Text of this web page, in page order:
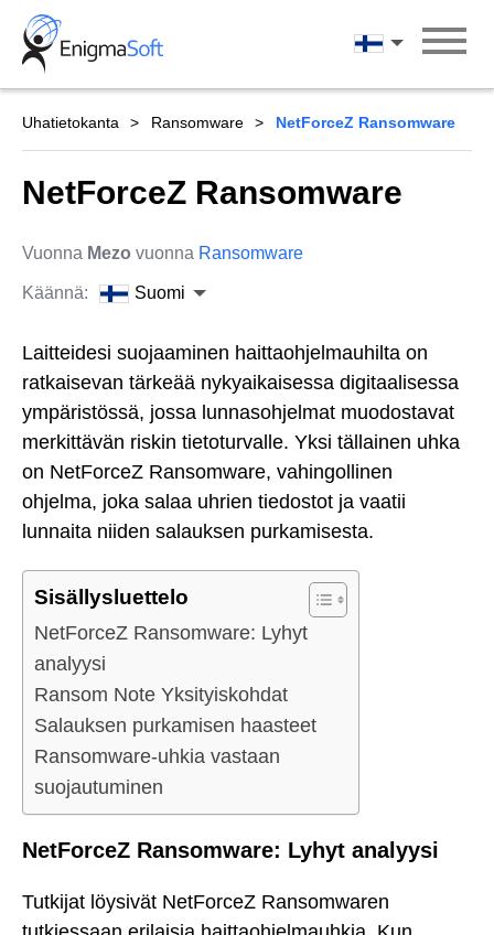
Skip
content
Suomi
Uhatietokanta Ransomware NetForceZ Ransomware
NetForceZ Ransomware
Vuonna Mezo vuonna Ransomware
Käännä: Suomi
Laitteidesi suojaaminen haittaohjelmauhilta on
ratkaisevan tärkeää nykyaikaisessa digitaalisessa
ympäristössä, jossa lunnasohjelmat muodostavat
merkittävän riskin tietoturvalle. Yksi tällainen uhka
on NetForceZ Ransomware, vahingollinen
ohjelma, joka salaa uhrien tiedostot ja vaatii
lunnaita niiden salauksen purkamisesta.
Sisällysluettelo
NetForceZ Ransomware: Lyhyt
analyysi
Ransom Note Yksityiskohdat
Salauksen purkamisen haasteet
Ransomware-uhkia vastaan
suojautuminen
NetForceZ Ransomware: Lyhyt analyysi
Tutkijat löysivät NetForceZ Ransomwaren